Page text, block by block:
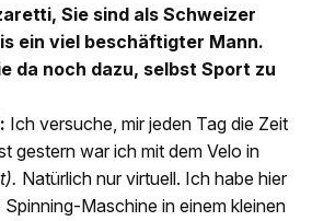
Sie sind als Schweizer
ein viel beschäftigter Mann.
da noch dazu, selbst Sport zu
Ich versuche, mir jeden Tag die Zeit
gestern war ich mit dem Velo in
Natürlich nur virtuell. Ich habe hier
Maschine in einem kleinen